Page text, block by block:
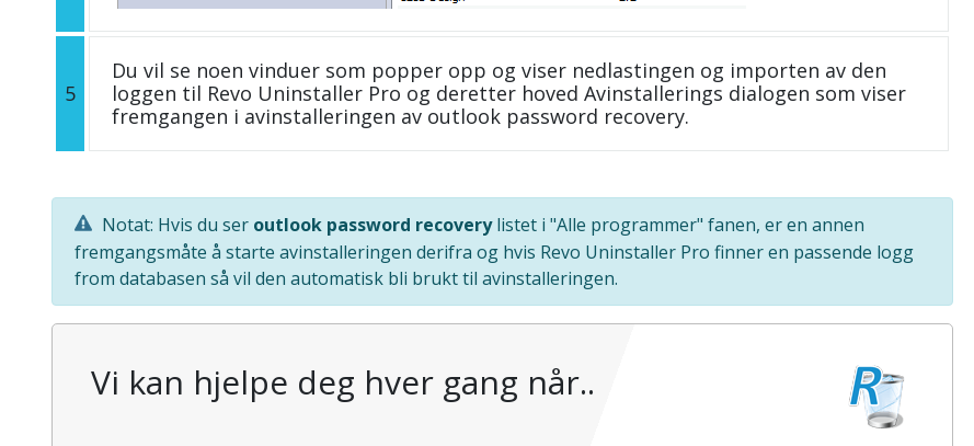
5
Du vil se noen vinduer som popper opp og viser nedlastingen og importen av den
loggen til Revo Uninstaller Pro og deretter hoved Avinstallerings dialogen som viser
fremgangen i avinstalleringen av outlook password recovery.
Notat: Hvis du ser outlook password recoverylistet i "Alle programmer" fanen, er en annen
fremgangsmåte å starte avinstalleringen derifra og hvis Revo Uninstaller Pro finner en passende logg
from databasen så vil den automatisk bli brukt til avinstalleringen.
Vi kan hjelpe deg hver gang når..